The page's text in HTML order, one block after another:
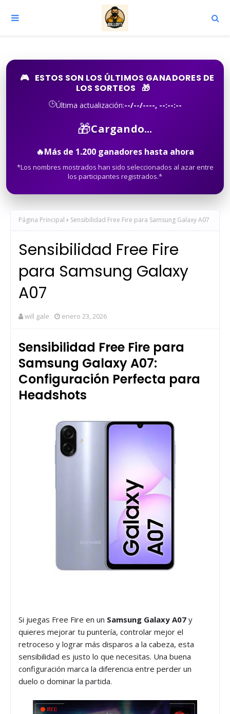
🎮 ESTOS SON LOS ÚLTIMOS GANADORES DE
LOS SORTEOS
🎁
🕒Última actualización:--/--/----, --:--:--
🎁Cargando...
🔥Más de 1.200 ganadores hasta ahora
*Los nombres mostrados han sido seleccionados al azar entre
los participantes registrados.*
Página Principal Sensibilidad Free Fire para Samsung Galaxy A07
Sensibilidad Free Fire
para Samsung Galaxy
A07
will gale enero 23, 2026
Sensibilidad Free Fire para
Samsung Galaxy A07:
Configuración Perfecta para
Headshots
Si juegas Free Fire en un Samsung Galaxy A07 y
quieres mejorar tu puntería, controlar mejor el
retroceso y lograr más disparos a la cabeza, esta
sensibilidad es justo lo que necesitas. Una buena
configuración marca la diferencia entre perder un
duelo o dominar la partida.